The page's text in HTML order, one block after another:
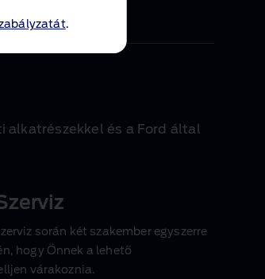
.
Ft
alkatrészekkel és a Ford által
során két szakember egyszerre
hogy Önnek a lehető
várakoznia.